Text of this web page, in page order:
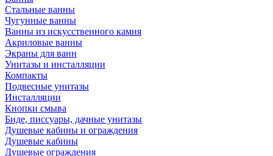
Стальные ванны
Чугунные ванны
Ванны из искусственного камня
Акриловые ванны
Экраны для ванн
Унитазы и инсталляции
Компакты
Подвесные унитазы
Инсталляции
Кнопки смыва
Биде, писсуары, дачные унитазы
Душевые кабины и ограждения
Душевые кабины
Душевые ограждения